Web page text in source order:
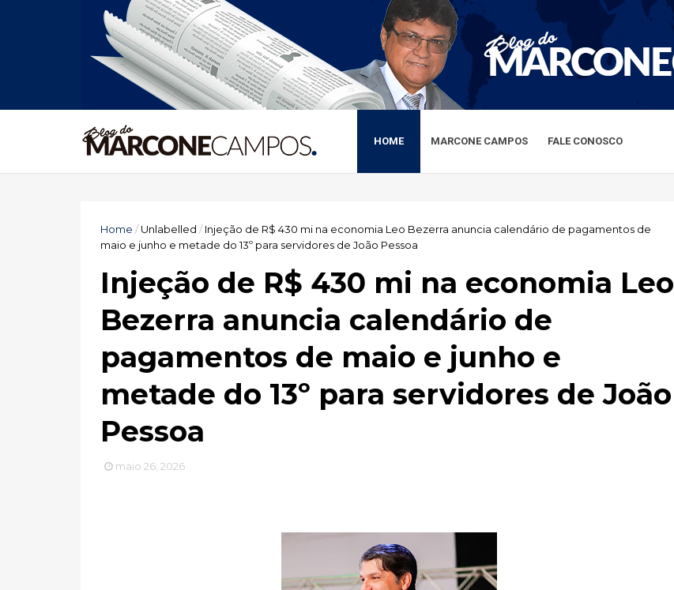
HOME MARCONE CAMPOS FALE CONOSCO
Home /Unlabelled / Injeção de R$ 430 mi na economia Leo Bezerra anuncia calendário de pagamentos de
maio e junho e metade do 13º para servidores de João Pessoa
Injeção de R$ 430 mi na economia Leo
Bezerra anuncia calendário de
pagamentos de maio e junho e
metade do 13º para servidores de João
Pessoa
maio 26, 2026